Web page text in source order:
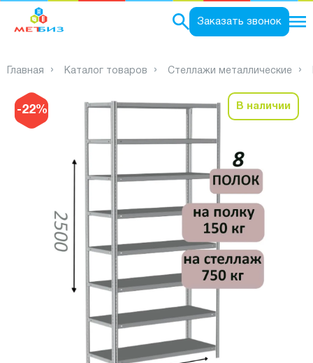
Заказать звонок
Главная Каталог товаров Стеллажи металлические
-22% В наличии